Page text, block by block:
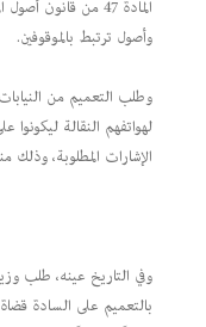
المادة 47 من
وأصول ترتبط بالموقوفين.
وطلب التعميم من النيابات
لهواتفهم النقالة ليكونوا
الإشارات المطلوبة، وذلك
وفي التاريخ عينه، طلب
بالتعميم على السادة